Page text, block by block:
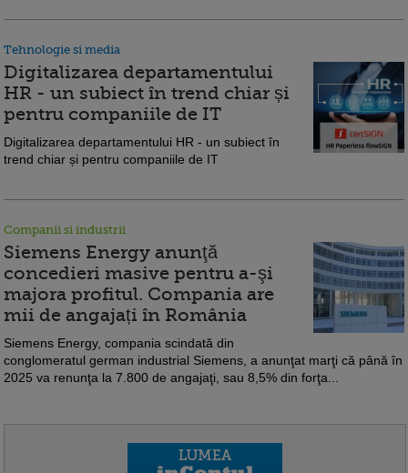
Tehnologie si media
Digitalizarea departamentului
HR - un subiect în trend chiar și
pentru companiile de IT
Digitalizarea departamentului HR - un subiect în
trend chiar și pentru companiile de IT
Companii si industrii
Siemens Energy anunţă
concedieri masive pentru a-şi
majora profitul. Compania are
mii de angajați în România
Siemens Energy, compania scindată din
conglomeratul german industrial Siemens, a anunţat marţi că până în
2025 va renunţa la 7.800 de angajaţi, sau 8,5% din forţa...